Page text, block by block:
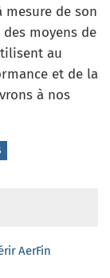
de son
moyens de
au
et de la
à nos
AerFin